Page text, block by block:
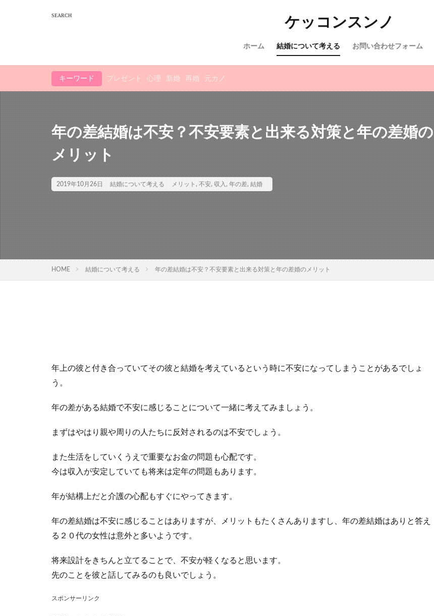
ケッコンスンノ
ホーム 結婚について考える お問い合わせフォーム
キーワード プレゼント 心理 新婚 再婚 元カノ
年の差結婚は不安？不安要素と出来る対策と年の差婚の
メリット
2019年10月26日 結婚について考える メリット , 不安, 収入 , 年の差, 結婚
HOME 結婚について考える 年の差結婚は不安？不安要素と出来る対策と年の差婚のメリット
年上の彼と付き合っていてその彼と結婚を考えているという時に不安になってしまうことがあるでしょ
う。
年の差がある結婚で不安に感じることについて一緒に考えてみましょう。
まずはやはり親や周りの人たちに反対されるのは不安でしょう。
また生活をしていくうえで重要なお金の問題も心配です。
今は収入が安定していても将来は定年の問題もあります。
年が結構上だと介護の心配もすぐにやってきます。
年の差結婚は不安に感じることはありますが、メリットもたくさんありますし、年の差結婚はありと答え
る２０代の女性は意外と多いようです。
将来設計をきちんと立てることで、不安が軽くなると思います。
先のことを彼と話してみるのも良いでしょう。
スポンサーリンク